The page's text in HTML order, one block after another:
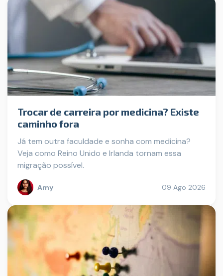
Trocar de carreira por medicina? Existe
caminho fora
Já tem outra faculdade e sonha com medicina?
Veja como Reino Unido e Irlanda tornam essa
migração possível.
Amy 09 Ago 2026